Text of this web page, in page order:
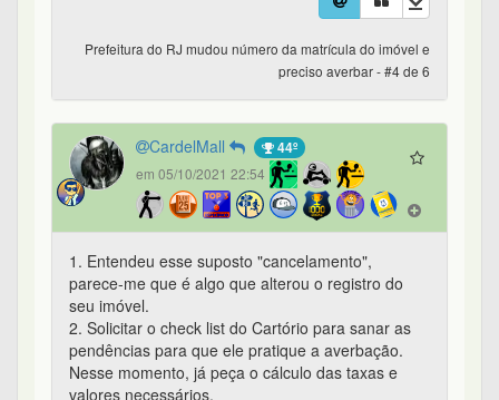
Prefeitura do RJ mudou número da matrícula do imóvel e
preciso averbar - #4 de 6
CardelMall 44º
em 05/10/2021 22:54
1. Entendeu esse suposto "cancelamento",
parece-me que é algo que alterou o registro do
seu imóvel.
2. Solicitar o check list do Cartório para sanar as
pendências para que ele pratique a averbação.
Nesse momento, já peça o cálculo das taxas e
valores necessários.